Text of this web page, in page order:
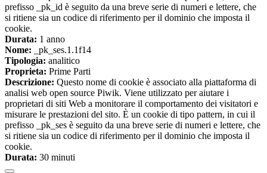
prefisso _pk_id è seguito da una breve serie di numeri e lettere, che
si ritiene sia un codice di riferimento per il dominio che imposta il
cookie.
Durata: 1 anno
Nome: _pk_ses.1.1f14
Tipologia: analitico
Proprieta: Prime Parti
Descrizione: Questo nome di cookie è associato alla piattaforma di
analisi web open source Piwik. Viene utilizzato per aiutare i
proprietari di siti Web a monitorare il comportamento dei visitatori e
misurare le prestazioni del sito. È un cookie di tipo pattern, in cui il
prefisso _pk_ses è seguito da una breve serie di numeri e lettere, che
si ritiene sia un codice di riferimento per il dominio che imposta il
cookie.
Durata: 30 minuti